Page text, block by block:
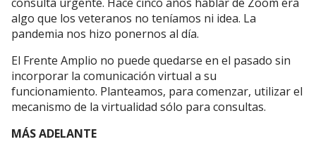
algo que los veteranos no teníamos ni idea. La
pandemia nos hizo ponernos al día.
El Frente Amplio no puede quedarse en el pasado sin
incorporar la comunicación virtual a su
funcionamiento. Planteamos, para comenzar, utilizar el
mecanismo de la virtualidad sólo para consultas.
MÁS ADELANTE